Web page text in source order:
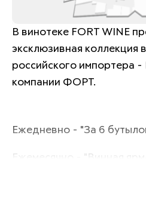
В винотеке FORT WINE
эксклюзивная коллекция
российского импортера
компании ФОРТ.
Ежедневно - "За 6
Ежемесячно - "Винная